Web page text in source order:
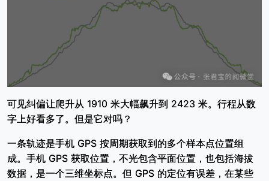
可见纠偏让爬升从 1910 米大幅飙升到 2423 米。行程从数
字上好看多了。但是它对吗？
一条轨迹是手机 GPS 按周期获取到的多个样本点位置组
成。手机 GPS 获取位置，不光包含平面位置，也包括海拔
数据，是一个三维坐标点。但 GPS 的定位有误差，在某些